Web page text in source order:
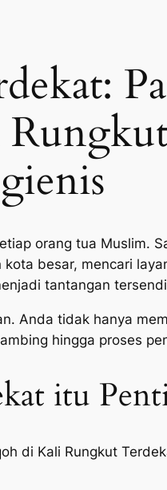
orang tua Muslim.
besar, mencari
tantangan
Anda tidak hanya
hingga proses
itu
di Kali Rungkut